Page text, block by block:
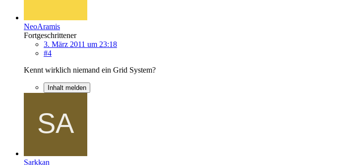
NeoAramis
Fortgeschrittener
3. März 2011 um 23:18
#4
Kennt wirklich niemand ein Grid System?
Inhalt melden
Sarkkan